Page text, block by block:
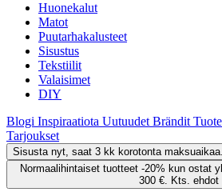
Huonekalut
Matot
Puutarhakalusteet
Sisustus
Tekstiilit
Valaisimet
DIY
Blogi Inspiraatiota Uutuudet Brändit
Tarjoukset
Sisusta nyt, saat 3 kk korotonta
Normaalihintaiset tuotteet -20% kun ostat
300 €. Kts. ehdot